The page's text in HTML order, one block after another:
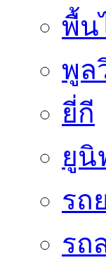
พื้น
พูล
ยี่กี
ยูนิ
รถ
รถ